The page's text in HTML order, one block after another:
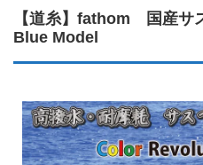
【道糸】fathom 国産サ
Blue Model